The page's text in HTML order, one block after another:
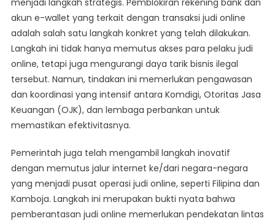
akun e-wallet yang terkait dengan transaksi judi online
adalah salah satu langkah konkret yang telah dilakukan.
Langkah ini tidak hanya memutus akses para pelaku judi
online, tetapi juga mengurangi daya tarik bisnis ilegal
tersebut. Namun, tindakan ini memerlukan pengawasan
dan koordinasi yang intensif antara Komdigi, Otoritas Jasa
Keuangan (OJK), dan lembaga perbankan untuk
memastikan efektivitasnya.
Pemerintah juga telah mengambil langkah inovatif
dengan memutus jalur internet ke/dari negara-negara
yang menjadi pusat operasi judi online, seperti Filipina dan
Kamboja. Langkah ini merupakan bukti nyata bahwa
pemberantasan judi online memerlukan pendekatan lintas